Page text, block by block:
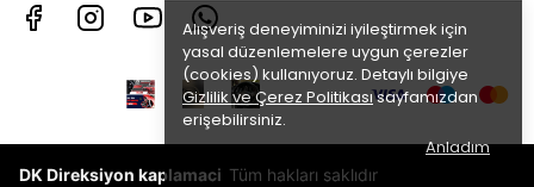
Alışveriş deneyiminizi iyileştirmek için
yasal düzenlemelere uygun çerezler
(cookies) kullanıyoruz. Detaylı bilgiye
Gizlilik ve Çerez Politikasısayfamızdan
erişebilirsiniz.
Anladım
DK Direksiyon kaplamaci Tüm hakları saklıdır